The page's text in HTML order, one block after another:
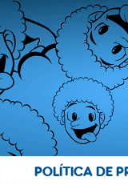
POLÍTICA DE